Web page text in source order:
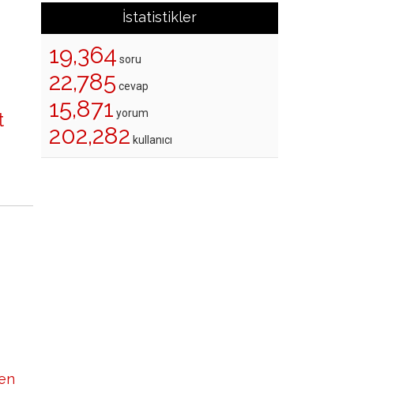
İstatistikler
19,364 soru
22,785 cevap
15,871 yorum
202,282 kullanıcı